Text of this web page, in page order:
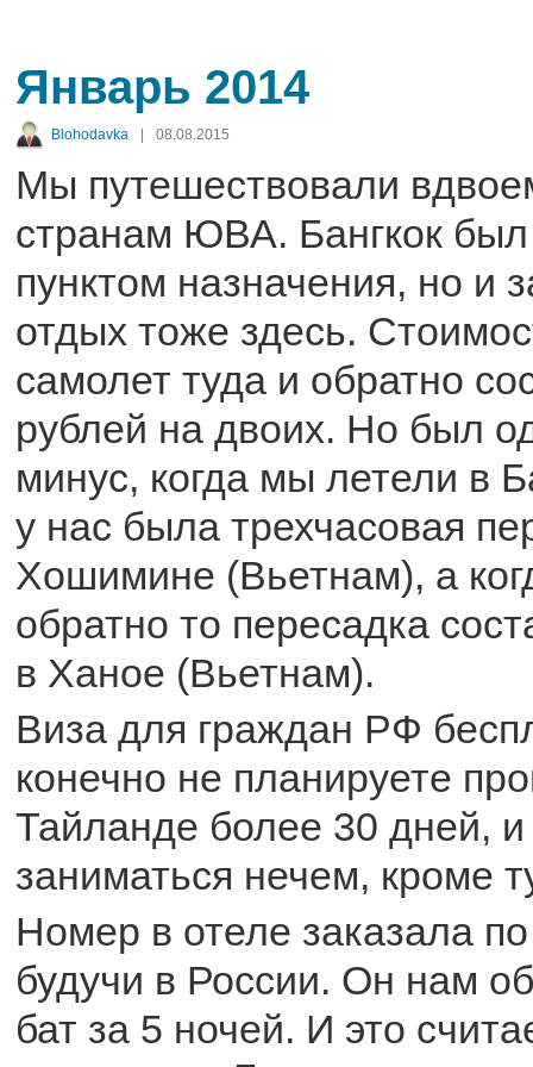
Январь 2014
Blohodavka | 08.08.2015
Мы путешествовали
странам ЮВА. Бангкок
пунктом назначения, но и
отдых тоже здесь.
самолет туда и обратно
рублей на двоих. Но был
минус, когда мы летели в
у нас была трехчасовая
Хошимине (Вьетнам), а
обратно то пересадка
в Ханое (Вьетнам).
Виза для граждан РФ
конечно не планируете
Тайланде более 30 дней, и
заниматься нечем, кроме
Номер в отеле заказала
будучи в России. Он нам
бат за 5 ночей. И это